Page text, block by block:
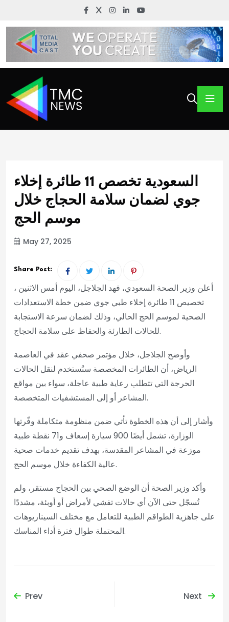
السعودية تخصص 11 طائرة إخلاء
جوي لضمان سلامة الحجاج خلال
موسم الحج
May 27, 2025
Share Post:
أعلن وزير الصحة السعودي، فهد الجلاجل، اليوم أمس الاثنين ،
تخصيص 11 طائرة إخلاء طبي جوي ضمن خطة الاستعدادات
الصحية لموسم الحج الحالي، وذلك لضمان سرعة الاستجابة
للحالات الطارئة والحفاظ على سلامة الحجاج.
وأوضح الجلاجل، خلال مؤتمر صحفي عقد في العاصمة
الرياض، أن الطائرات المخصصة ستُستخدم لنقل الحالات
الحرجة التي تتطلب رعاية طبية عاجلة، سواء بين مواقع
المشاعر أو إلى المستشفيات المتخصصة.
وأشار إلى أن هذه الخطوة تأتي ضمن منظومة متكاملة وفّرتها
الوزارة، تشمل أيضًا 900 سيارة إسعاف و71 نقطة طبية
موزعة في المشاعر المقدسة، بهدف تقديم خدمات صحية
عالية الكفاءة خلال موسم الحج.
وأكد وزير الصحة أن الوضع الصحي بين الحجاج مستقر، ولم
تُسجّل حتى الآن أي حالات تفشي لأمراض أو أوبئة، مشددًا
على جاهزية الطواقم الطبية للتعامل مع مختلف السيناريوهات
المحتملة طوال فترة أداء المناسك.
Prev Next